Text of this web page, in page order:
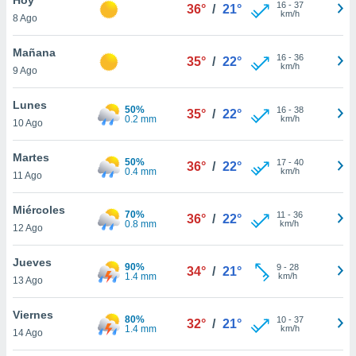
y
en
más
de
8 Ago
36° / 21° 16- 37
km/h
Mañana
9 Ago
35° / 22° 16- 36
km/h
Lunes
10 Ago
50%
0.2 mm
35° / 22° 16- 38
km/h
Martes
11 Ago
50%
0.4 mm
36° / 22° 17- 40
km/h
Miércoles
12 Ago
70%
0.8 mm
36° / 22° 11 - 36
km/h
Jueves
13 Ago
90%
1.4 mm
34° / 21° 9- 28
km/h
Viernes
14 Ago
80%
1.4 mm
32° / 21° 10- 37
km/h